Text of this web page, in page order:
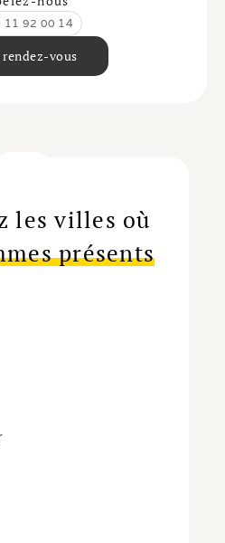
11 92 00 14
rendez-vous
les villes où
présents